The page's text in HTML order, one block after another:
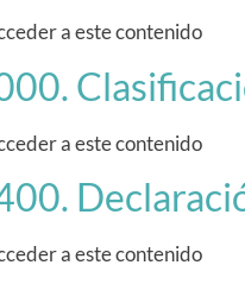
a este contenido
a este contenido
a este contenido